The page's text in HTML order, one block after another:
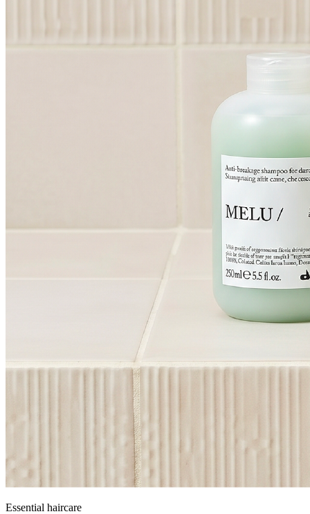
Essential haircare